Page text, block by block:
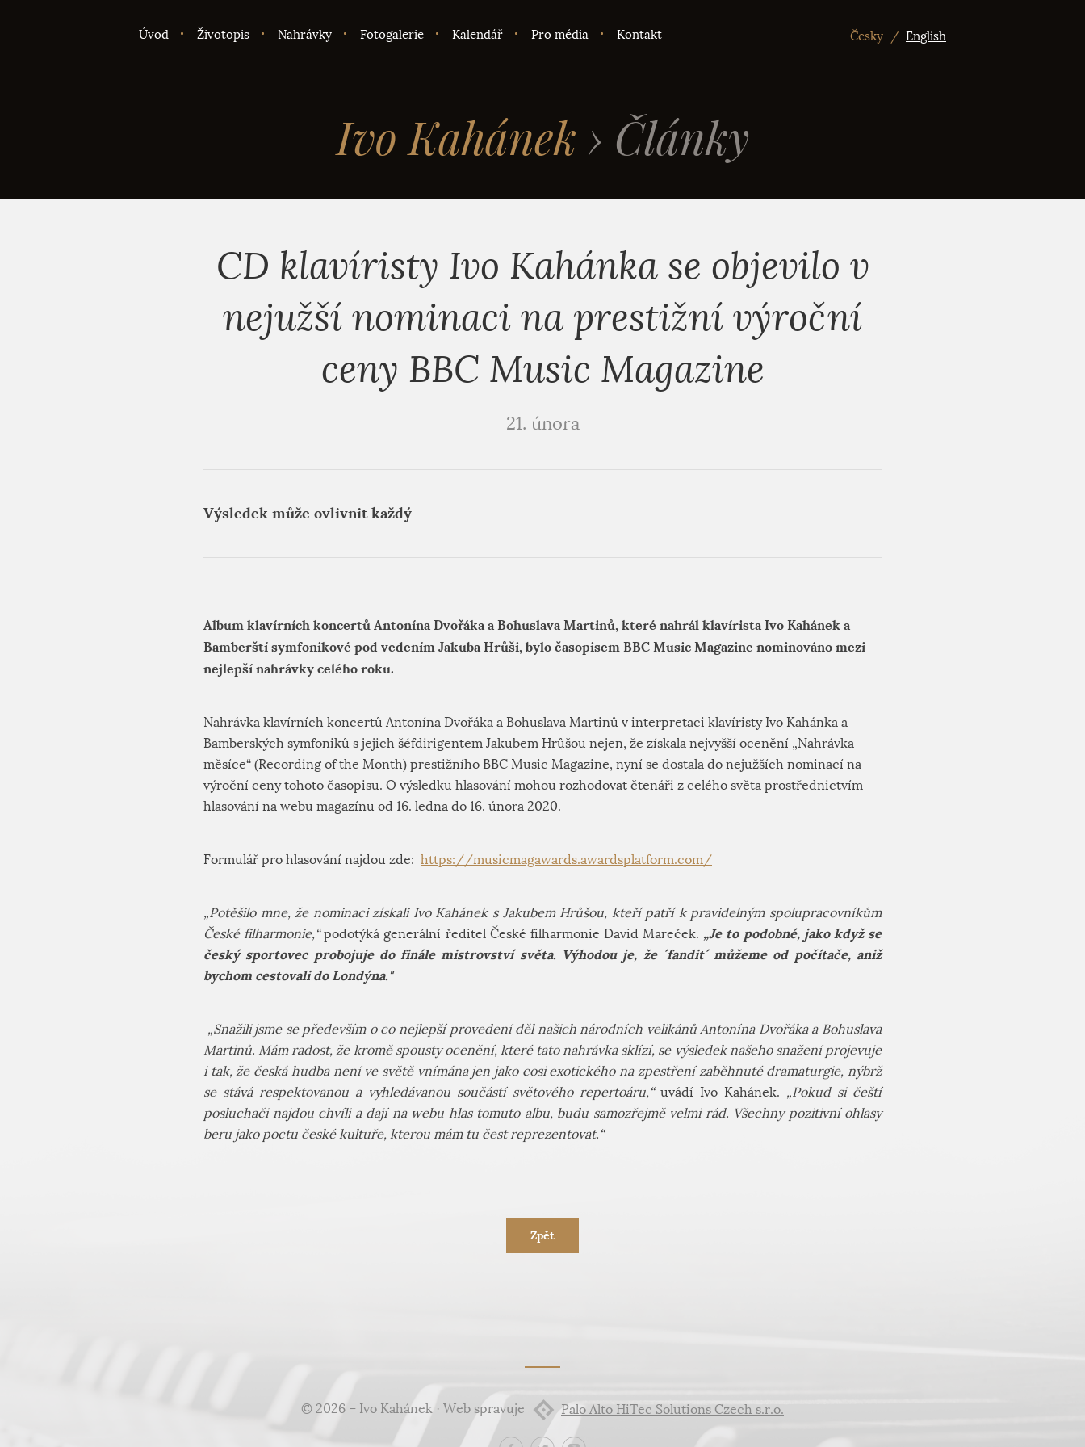
Úvod Životopis Nahrávky Fotogalerie Kalendář Pro média Kontakt Česky / English
Ivo Kahánek › Články
CD klavíristy Ivo Kahánka se objevilo v
nejužší nominaci na prestižní výroční
ceny BBC Music Magazine
21. února
Výsledek může ovlivnit každý
Album klavírních koncertů Antonína Dvořáka a Bohuslava Martinů, které nahrál klavírista Ivo Kahánek a
Bamberští symfonikové pod vedením Jakuba Hrůši, bylo časopisem BBC Music Magazine nominováno mezi
nejlepší nahrávky celého roku.
Nahrávka klavírních koncertů Antonína Dvořáka a Bohuslava Martinů v interpretaci klavíristy Ivo Kahánka a
Bamberských symfoniků s jejich šéfdirigentem Jakubem Hrůšou nejen, že získala nejvyšší ocenění „Nahrávka
měsíce“ (Recording of the Month) prestižního BBC Music Magazine, nyní se dostala do nejužších nominací na
výroční ceny tohoto časopisu. O výsledku hlasování mohou rozhodovat čtenáři z celého světa prostřednictvím
hlasování na webu magazínu od 16. ledna do 16. února 2020.
Formulář pro hlasování najdou zde: https://musicmagawards.awardsplatform.com/
„Potěšilo mne, že nominaci získali Ivo Kahánek s Jakubem Hrůšou, kteří patří k pravidelným spolupracovníkům
České filharmonie,“podotýká generální ředitel České filharmonie David Mareček. „Je to podobné, jako když se
český sportovec probojuje do finále mistrovství světa. Výhodou je, že ´fandit´ můžeme od počítače, aniž
bychom cestovali do Londýna."
„Snažili jsme se především o co nejlepší provedení děl našich národních velikánů Antonína Dvořáka a Bohuslava
Martinů. Mám radost, že kromě spousty ocenění, které tato nahrávka sklízí, se výsledek našeho snažení projevuje
i tak, že česká hudba není ve světě vnímána jen jako cosi exotického na zpestření zaběhnuté dramaturgie, nýbrž
se stává respektovanou a vyhledávanou součástí světového repertoáru,“uvádí Ivo Kahánek. „Pokud si čeští
posluchači najdou chvíli a dají na webu hlas tomuto albu, budu samozřejmě velmi rád. Všechny pozitivní ohlasy
beru jako poctu české kultuře, kterou mám tu čest reprezentovat.“
Zpět
© 2026 – Ivo Kahánek · Web spravuje Palo Alto HiTec Solutions Czech s.r.o.